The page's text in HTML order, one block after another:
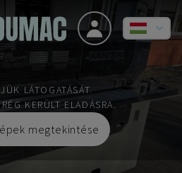
LÁTOGATÁSÁT
KERÜLT ELADÁSRA.
megtekintése